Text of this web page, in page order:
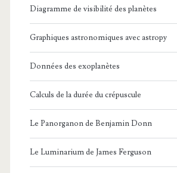
Diagramme de visibilité des planètes
Graphiques astronomiques avec astropy
Données des exoplanètes
Calculs de la durée du crépuscule
Le Panorganon de Benjamin Donn
Le Luminarium de James Ferguson